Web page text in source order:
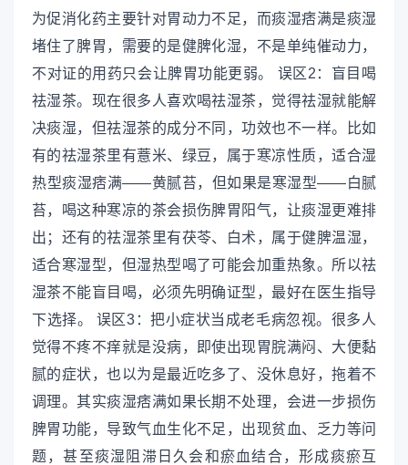
为促消化药主要针对胃动力不足，而痰湿痞满是痰湿
堵住了脾胃，需要的是健脾化湿，不是单纯催动力，
不对证的用药只会让脾胃功能更弱。 误区2：盲目喝
祛湿茶。现在很多人喜欢喝祛湿茶，觉得祛湿就能解
决痰湿，但祛湿茶的成分不同，功效也不一样。比如
有的祛湿茶里有薏米、绿豆，属于寒凉性质，适合湿
热型痰湿痞满——黄腻苔，但如果是寒湿型——白腻
苔，喝这种寒凉的茶会损伤脾胃阳气，让痰湿更难排
出；还有的祛湿茶里有茯苓、白术，属于健脾温湿，
适合寒湿型，但湿热型喝了可能会加重热象。所以祛
湿茶不能盲目喝，必须先明确证型，最好在医生指导
下选择。 误区3：把小症状当成老毛病忽视。很多人
觉得不疼不痒就是没病，即使出现胃脘满闷、大便黏
腻的症状，也以为是最近吃多了、没休息好，拖着不
调理。其实痰湿痞满如果长期不处理，会进一步损伤
脾胃功能，导致气血生化不足，出现贫血、乏力等问
题，甚至痰湿阻滞日久会和瘀血结合，形成痰瘀互